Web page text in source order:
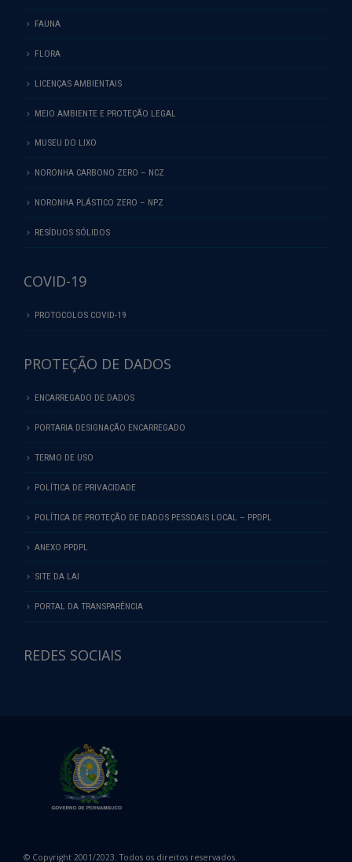
FAUNA
FLORA
LICENÇAS AMBIENTAIS
MEIO AMBIENTE E PROTEÇÃO LEGAL
MUSEU DO LIXO
NORONHA CARBONO ZERO – NCZ
NORONHA PLÁSTICO ZERO – NPZ
RESÍDUOS SÓLIDOS
COVID-19
PROTOCOLOS COVID-19
PROTEÇÃO DE DADOS
ENCARREGADO DE DADOS
PORTARIA DESIGNAÇÃO ENCARREGADO
TERMO DE USO
POLÍTICA DE PRIVACIDADE
POLÍTICA DE PROTEÇÃO DE DADOS PESSOAIS LOCAL – PPDPL
ANEXO PPDPL
SITE DA LAI
PORTAL DA TRANSPARÊNCIA
REDES SOCIAIS
© Copyright 2001/2023. Todos os direitos reservados.